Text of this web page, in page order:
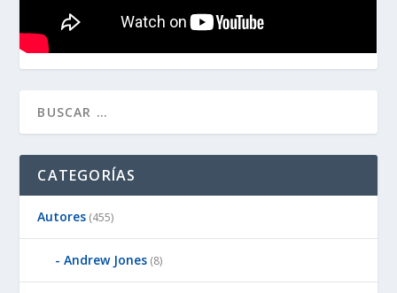
CATEGORÍAS
Autores (455)
Andrew Jones (8)